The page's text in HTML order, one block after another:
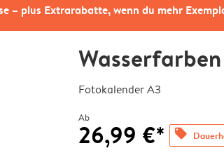
– plus Extrarabatte, wenn du mehr
Fotokalender A3
Ab
26,99 €* offers